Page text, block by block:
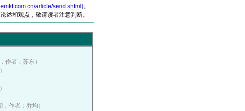
article/send.shtml)。
述和观点，敬请读者注意判断。
作者：苏东）
作者：乔均）